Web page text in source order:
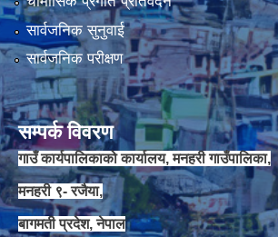
सार्वजनिक सुनुवाई
सार्वजनिक परीक्षण
सम्पर्क विवरण
गाउँ कार्यपालिकाको कार्यालय, मनहरी गाउँपालिका,
मनहरी ९- रजैया,
बागमती प्रदेश, नेपाल